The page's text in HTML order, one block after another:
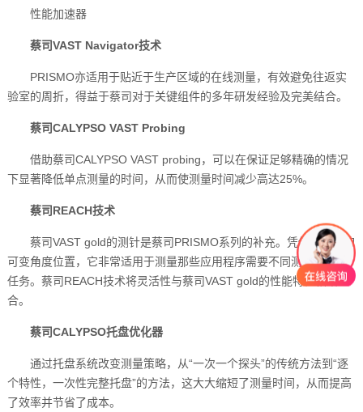
性能加速器
蔡司VAST Navigator技术
PRISMO亦适用于贴近于生产区域的在线测量，有效避免往返实
验室的周折，得益于蔡司对于关键组件的多年研发经验及完美结合。
蔡司CALYPSO VAST Probing
借助蔡司CALYPSO VAST probing，可以在保证足够精确的情况
下显著降低单点测量的时间，从而使测量时间减少高达25%。
蔡司REACH技术
蔡司VAST gold的测针是蔡司PRISMO系列的补充。凭借其连续的
可变角度位置，它非常适用于测量那些应用程序需要不同测针方向的
任务。蔡司REACH技术将灵活性与蔡司VAST gold的性能特征相结
合。
蔡司CALYPSO托盘优化器
通过托盘系统改变测量策略，从“一次一个探头”的传统方法到“逐
个特性，一次性完整托盘”的方法，这大大缩短了测量时间，从而提高
了效率并节省了成本。